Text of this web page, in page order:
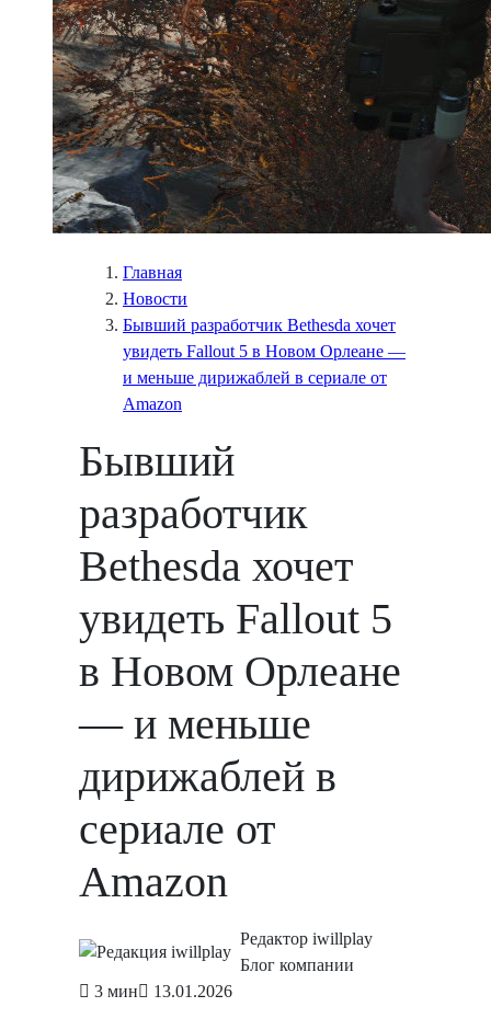
Главная
Новости
Бывший разработчик Bethesda хочет
увидеть Fallout 5 в Новом Орлеане —
и меньше дирижаблей в сериале от
Amazon
Бывший
разработчик
Bethesda хочет
увидеть Fallout 5
в Новом Орлеане
— и меньше
дирижаблей в
сериале от
Amazon
Редактор iwillplay
Блог компании
3 мин
13.01.2026